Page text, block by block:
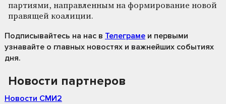
партиями, направленным на формирование новой
правящей коалиции.
Подписывайтесь на нас в Телеграме и первыми
узнавайте о главных новостях и важнейших событиях
дня.
Новости партнеров
Новости СМИ2